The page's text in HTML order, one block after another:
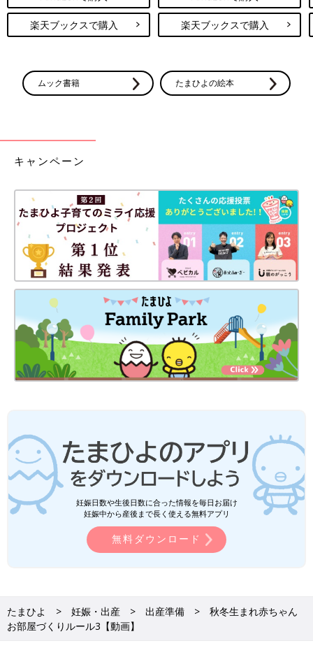
楽天ブックスで購入 楽天ブックスで購入
ムック書籍 たまひよの絵本
キャンペーン
妊娠日数や生後日数に合った情報を毎日お届け
妊娠中から産後まで長く使える無料アプリ
無料ダウンロード
たまひよ 妊娠・出産 出産準備
秋冬生まれ赤ちゃん
お部屋づくりルール3【動画】